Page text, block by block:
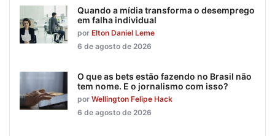
Quando a mídia transforma o desemprego
em falha individual
por Elton Daniel Leme
6 de agosto de 2026
O que as bets estão fazendo no Brasil não
tem nome. E o jornalismo com isso?
por Wellington Felipe Hack
6 de agosto de 2026